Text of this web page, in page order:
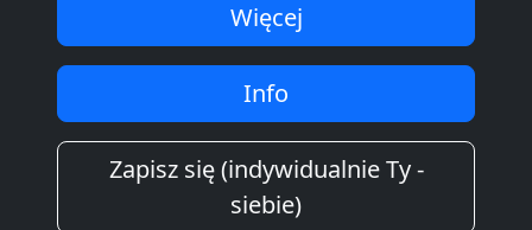
Więcej
Info
Zapisz się (indywidualnie Ty -
siebie)